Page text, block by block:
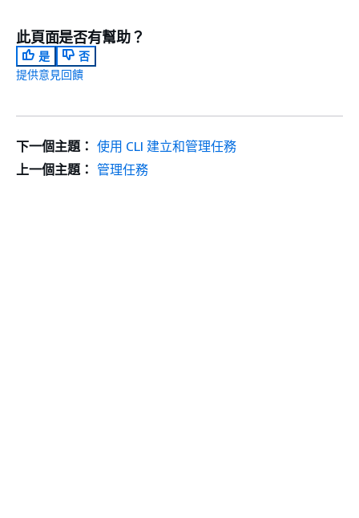
此頁面是否有幫助？
是
否
提供意見回饋
下一個主題： 使用 CLI 建立和管理任務
上一個主題： 管理任務